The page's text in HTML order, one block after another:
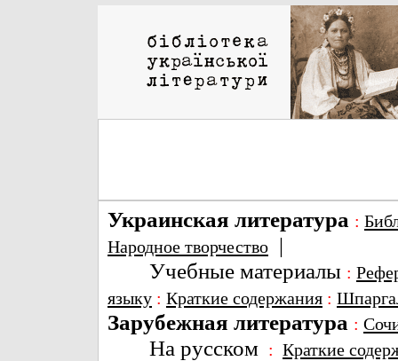
Украинская литература :
Народное творчество |
Учебные материалы :
языку : Краткие содержания :
Зарубежная литература :
На русском : Краткие